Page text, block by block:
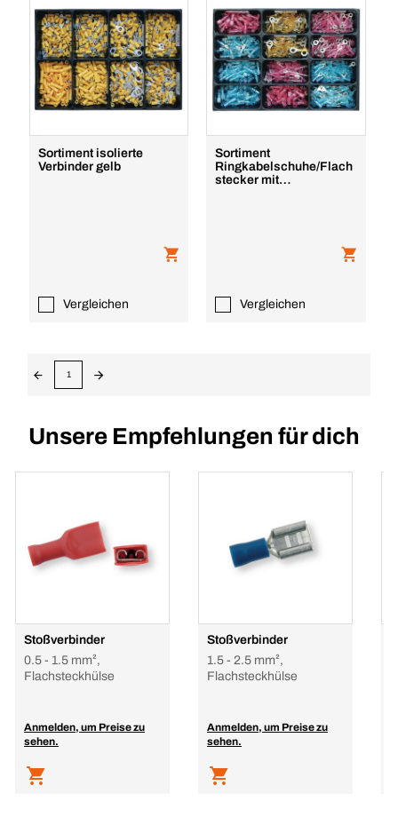
Sortiment isolierte
Verbinder gelb
Vergleichen
Sortiment
Ringkabelschuhe/Flach
stecker mit
Vergleichen
1
Unsere Empfehlungen für dich
Stoßverbinder
0.5 - 1.5 mm²,
Flachsteckhülse
Anmelden, um Preise zu
sehen.
Stoßverbinder
1.5 - 2.5 mm²,
Flachsteckhülse
Anmelden, um Preise zu
sehen.